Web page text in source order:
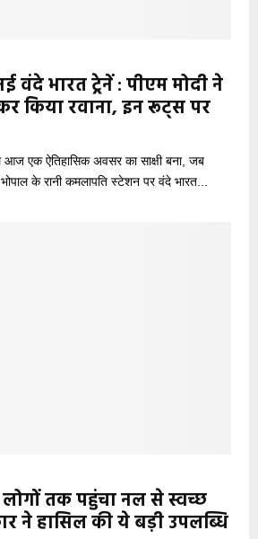
वंदे भारत ट्रेनें : पीएम मोदी ने
किया रवाना, इन रूट्स पर
एक ऐतिहासिक अवसर का साक्षी बना, जब
के रानी कमलापति स्टेशन पर वंदे भारत...
तक पहुंचा नल से स्वच्छ
ने हासिल की ये बड़ी उपलब्धि